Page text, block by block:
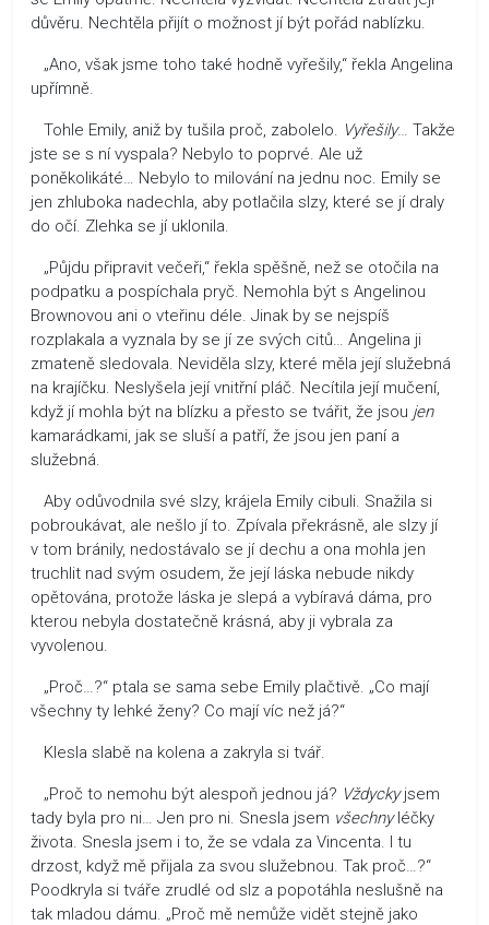
důvěru. Nechtěla přijít o možnost jí být pořád nablízku.
„Ano, však jsme toho také hodně vyřešily,“ řekla Angelina
upřímně.
Tohle Emily, aniž by tušila proč, zabolelo. Vyřešily… Takže
jste se s ní vyspala? Nebylo to poprvé. Ale už
poněkolikáté… Nebylo to milování na jednu noc. Emily se
jen zhluboka nadechla, aby potlačila slzy, které se jí draly
do očí. Zlehka se jí uklonila.
„Půjdu připravit večeři,“ řekla spěšně, než se otočila na
podpatku a pospíchala pryč. Nemohla být s Angelinou
Brownovou ani o vteřinu déle. Jinak by se nejspíš
rozplakala a vyznala by se jí ze svých citů… Angelina ji
zmateně sledovala. Neviděla slzy, které měla její služebná
na krajíčku. Neslyšela její vnitřní pláč. Necítila její mučení,
když jí mohla být na blízku a přesto se tvářit, že jsou jen
kamarádkami, jak se sluší a patří, že jsou jen paní a
služebná.
Aby odůvodnila své slzy, krájela Emily cibuli. Snažila si
pobroukávat, ale nešlo jí to. Zpívala překrásně, ale slzy jí
v tom bránily, nedostávalo se jí dechu a ona mohla jen
truchlit nad svým osudem, že její láska nebude nikdy
opětována, protože láska je slepá a vybíravá dáma, pro
kterou nebyla dostatečně krásná, aby ji vybrala za
vyvolenou.
„Proč…?“ ptala se sama sebe Emily plačtivě. „Co mají
všechny ty lehké ženy? Co mají víc než já?“
Klesla slabě na kolena a zakryla si tvář.
„Proč to nemohu být alespoň jednou já? Vždyckyjsem
tady byla pro ni… Jen pro ni. Snesla jsem všechnyléčky
života. Snesla jsem i to, že se vdala za Vincenta. I tu
drzost, když mě přijala za svou služebnou. Tak proč…?“
Poodkryla si tváře zrudlé od slz a popotáhla neslušně na
tak mladou dámu. „Proč mě nemůže vidět stejně jako